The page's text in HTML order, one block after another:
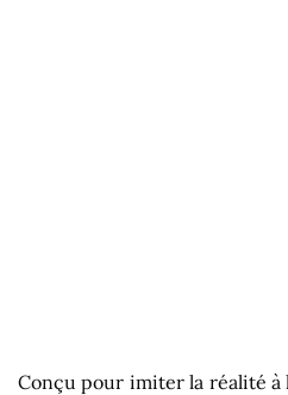
Conçu pour imiter la réalité à